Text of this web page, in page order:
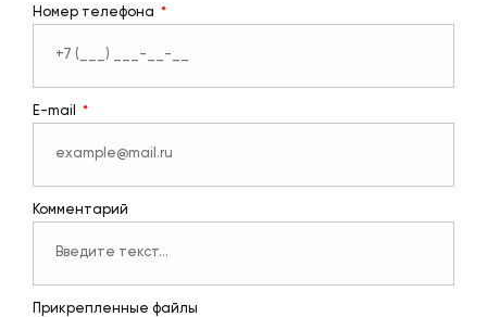
Номер телефона
E-mail
Комментарий
Прикрепленные файлы